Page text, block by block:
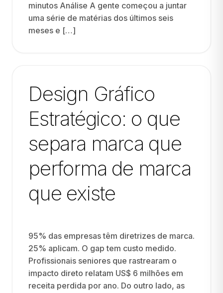
minutos Análise A gente começou a juntar
uma série de matérias dos últimos seis
meses e […]
Design Gráfico
Estratégico: o que
separa marca que
performa de marca
que existe
95% das empresas têm diretrizes de marca.
25% aplicam. O gap tem custo medido.
Profissionais seniores que rastrearam o
impacto direto relatam US$ 6 milhões em
receita perdida por ano. Do outro lado, as